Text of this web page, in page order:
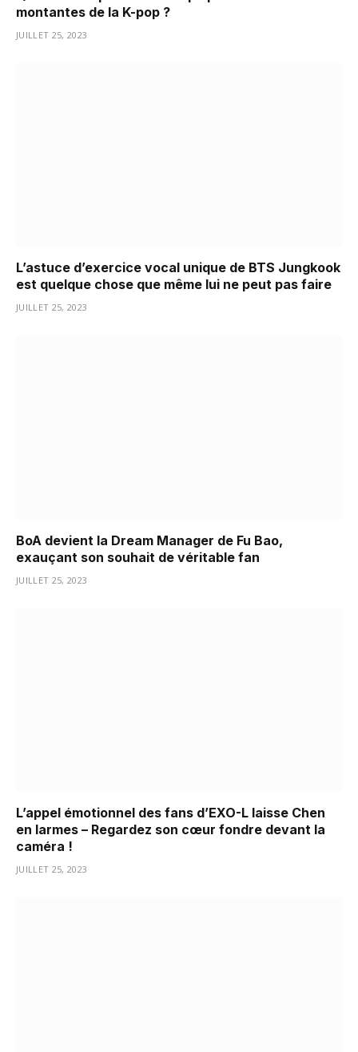
montantes de la K-pop ?
JUILLET 25, 2023
L’astuce d’exercice vocal unique de BTS Jungkook
est quelque chose que même lui ne peut pas faire
JUILLET 25, 2023
BoA devient la Dream Manager de Fu Bao,
exauçant son souhait de véritable fan
JUILLET 25, 2023
L’appel émotionnel des fans d’EXO-L laisse Chen
en larmes – Regardez son cœur fondre devant la
caméra !
JUILLET 25, 2023